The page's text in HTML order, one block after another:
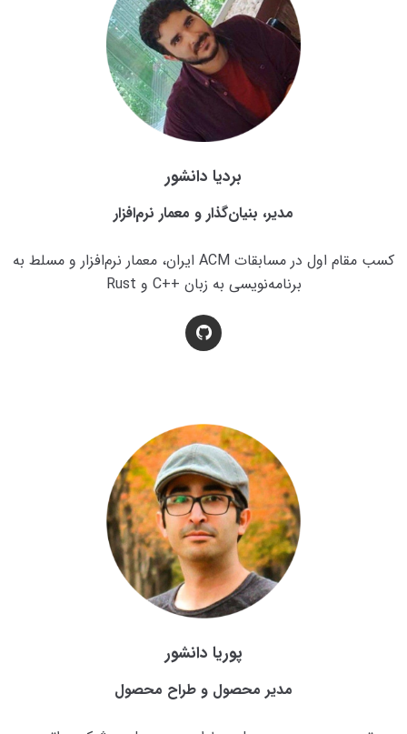
بردیا دانشور
مدیر، بنیان‌گذار و معمار نرم‌افزار
کسب مقام اول در مسابقات ACM ایران، معمار نرم‌افزار و مسلط به
برنامه‌نویسی به زبان ++C و Rust
پوریا دانشور
مدیر محصول و طراح محصول